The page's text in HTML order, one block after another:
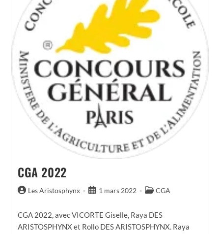
CGA 2022
Auteur/autrice
la
publication :
Les Aristosphynx
Publication
1 mars 2022
PostCGA
CGA 2022, avec VICORTE Giselle, Raya DES
ARISTOSPHYNX et Rollo DES ARISTOSPHYNX. Raya